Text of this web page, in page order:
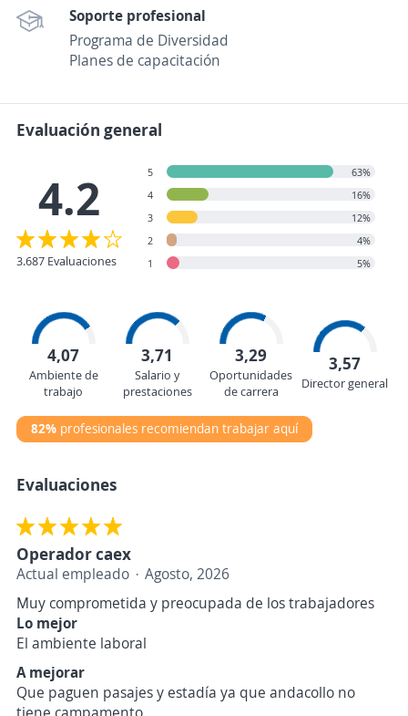
Soporte profesional
Programa de Diversidad
Planes de capacitación
Evaluación general
4.2
3.687 Evaluaciones
5
63%
4
16%
3
12%
2
4%
1
5%
4,07
Ambiente de
trabajo
3,71
Salario y
prestaciones
3,29
Oportunidades
de carrera
3,57
Director general
82% profesionales recomiendan trabajar aquí
Evaluaciones
Operador caex
Actual empleado
Agosto, 2026
Muy comprometida y preocupada de los trabajadores
Lo mejor
El ambiente laboral
A mejorar
Que paguen pasajes y estadía ya que andacollo no
tiene campamento